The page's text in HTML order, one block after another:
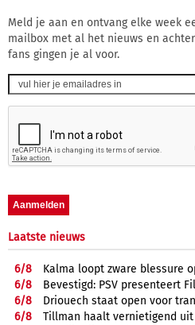
Meld je aan en ontvang elke week
mailbox met al het nieuws en
fans gingen je al voor.
Laatste nieuws
6/8
Kalma loopt zware blessure
6/8
Bevestigd: PSV presenteert
6/8
Driouech staat open voor
6/8
Tillman haalt vernietigend